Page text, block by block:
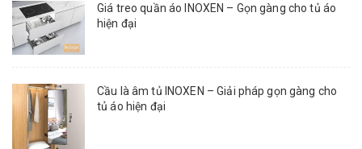
Giá treo quần áo INOXEN – Gọn gàng cho tủ áo
hiện đại
Cầu là âm tủ INOXEN – Giải pháp gọn gàng cho
tủ áo hiện đại